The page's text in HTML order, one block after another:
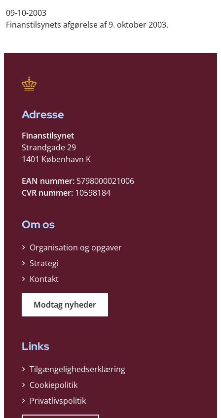
09-10-2003
Finanstilsynets afgørelse af 9. oktober 2003.
Adresse
Finanstilsynet
Strandgade 29
1401 København K
EAN nummer: 5798000021006
CVR nummer: 10598184
Om os
Organisation og opgaver
Strategi
Kontakt
Modtag nyheder
Links
Tilgængelighedserklæring
Cookiepolitik
Privatlivspolitik